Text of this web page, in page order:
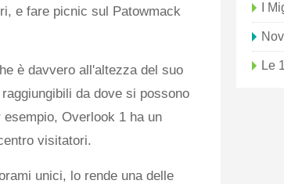
e fare picnic sul Patowmack
è davvero all'altezza del suo
da dove si possono
Overlook 1 ha un
visitatori.
unici, lo rende una delle